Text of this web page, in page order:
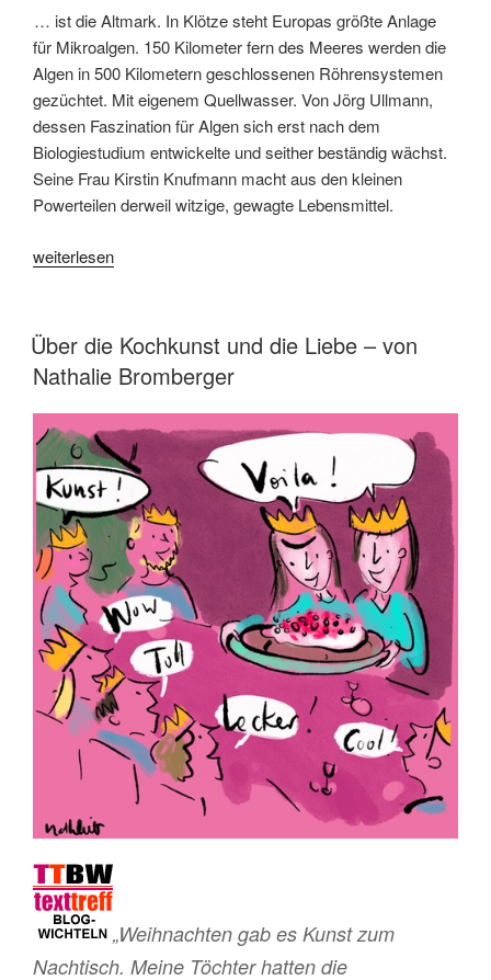
… ist die Altmark. In Klötze steht Europas größte Anlage
für Mikroalgen. 150 Kilometer fern des Meeres werden die
Algen in 500 Kilometern geschlossenen Röhrensystemen
gezüchtet. Mit eigenem Quellwasser. Von Jörg Ullmann,
dessen Faszination für Algen sich erst nach dem
Biologiestudium entwickelte und seither beständig wächst.
Seine Frau Kirstin Knufmann macht aus den kleinen
Powerteilen derweil witzige, gewagte Lebensmittel.
„Wo
Einhörner
treffen“
weiterlesen
VERÖFFENTLICHT
AM
Über die Kochkunst und die Liebe – von
Nathalie Bromberger
„Weihnachten gab es Kunst zum
Nachtisch. Meine Töchter hatten die